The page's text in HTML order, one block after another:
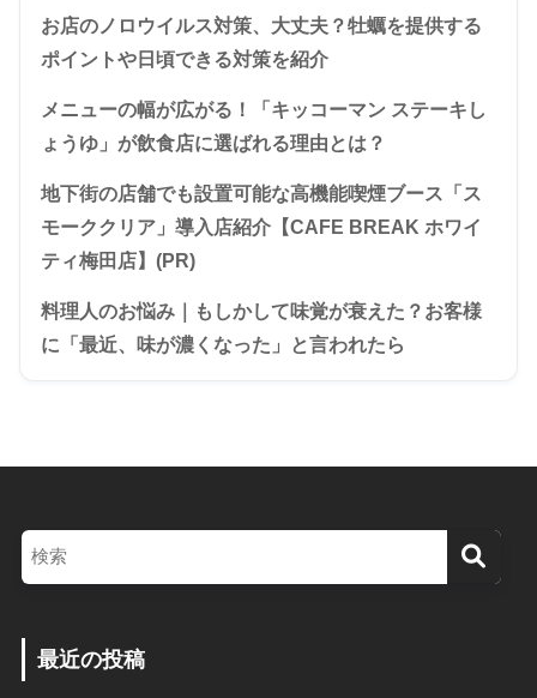
お店のノロウイルス対策、大丈夫？牡蠣を提供する
ポイントや日頃できる対策を紹介
メニューの幅が広がる！「キッコーマン ステーキし
ょうゆ」が飲食店に選ばれる理由とは？
地下街の店舗でも設置可能な高機能喫煙ブース「ス
モーククリア」導入店紹介【CAFE BREAK ホワイ
ティ梅田店】(PR)
料理人のお悩み｜もしかして味覚が衰えた？お客様
に「最近、味が濃くなった」と言われたら
最近の投稿